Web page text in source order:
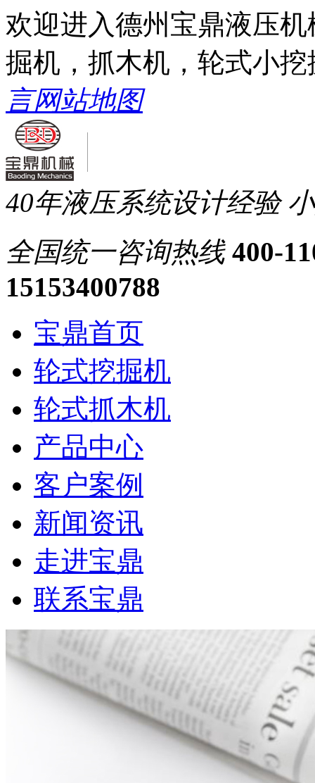
欢迎进入德州宝鼎液压
掘机，抓木机，轮式小
言网站地图
40年液压系统设计经验
全国统一咨询热线 400-
15153400788
宝鼎首页
轮式挖掘机
轮式抓木机
产品中心
客户案例
新闻资讯
走进宝鼎
联系宝鼎